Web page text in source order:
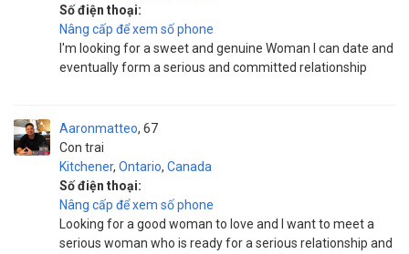
Số điện thoại:
Nâng cấp để xem số phone
I'm looking for a sweet and genuine Woman I can date and
eventually form a serious and committed relationship
Aaronmatteo
Con trai
67
Kitchener, Ontario, Canada
Số điện thoại:
Nâng cấp để xem số phone
Looking for a good woman to love and I want to meet a
serious woman who is ready for a serious relationship and